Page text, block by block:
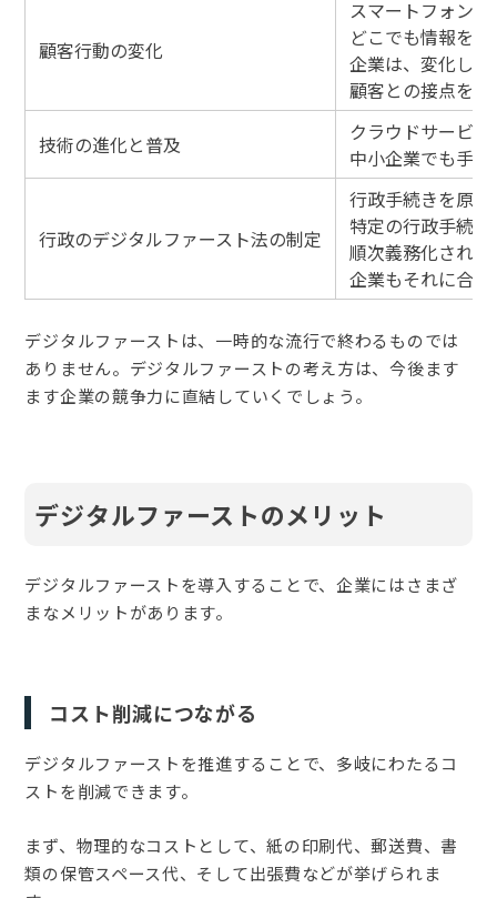
顧客行動の変化
スマートフォン
どこでも情報を
企業は、変化し
顧客との接点を
技術の進化と普及
クラウドサービ
中小企業でも手
行政のデジタルファースト法の制定
行政手続きを原
特定の行政手続
順次義務化され
企業もそれに合
デジタルファーストは、一時的な流行で終わるものでは
ありません。デジタルファーストの考え方は、今後ます
ます企業の競争力に直結していくでしょう。
デジタルファーストのメリット
デジタルファーストを導入することで、企業にはさまざ
まなメリットがあります。
コスト削減につながる
デジタルファーストを推進することで、多岐にわたるコ
ストを削減できます。
まず、物理的なコストとして、紙の印刷代、郵送費、書
類の保管スペース代、そして出張費などが挙げられま